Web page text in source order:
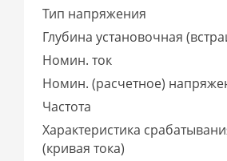
Тип напряжения
Глубина установочная
Номин. ток
Номин. (расчетное)
Частота
Характеристика
(кривая тока)